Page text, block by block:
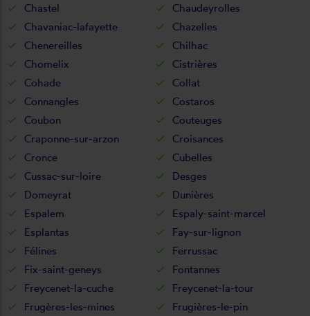
Chastel
Chaudeyrolles
Chavaniac-lafayette
Chazelles
Chenereilles
Chilhac
Chomelix
Cistrières
Cohade
Collat
Connangles
Costaros
Coubon
Couteuges
Craponne-sur-arzon
Croisances
Cronce
Cubelles
Cussac-sur-loire
Desges
Domeyrat
Dunières
Espalem
Espaly-saint-marcel
Esplantas
Fay-sur-lignon
Félines
Ferrussac
Fix-saint-geneys
Fontannes
Freycenet-la-cuche
Freycenet-la-tour
Frugères-les-mines
Frugières-le-pin